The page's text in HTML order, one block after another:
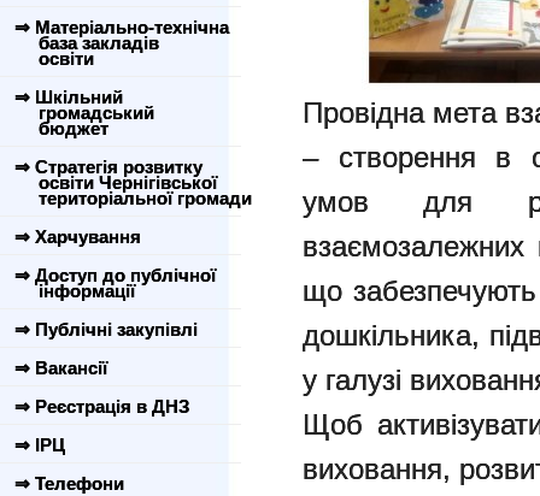
⇒ Матеріально-технічна
база закладів
освіти
⇒ Шкільний
громадський
бюджет
⇒ Стратегія розвитку
освіти Чернігівської
територіальної громади
⇒ Харчування
⇒ Доступ до публічної
інформації
⇒ Публічні закупівлі
⇒ Вакансії
⇒ Реєстрація в ДНЗ
⇒ ІРЦ
⇒ Телефони
Провідна мета
– створення в
умов для
взаємозалежних
що забезпечують
дошкільника,
у галузі
Щоб
виховання,